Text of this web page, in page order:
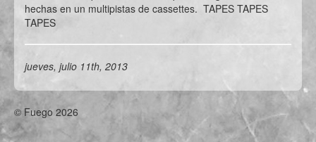
hechas en un multipistas de cassettes. TAPES TAPES
TAPES
jueves, julio 11th, 2013
© Fuego 2026